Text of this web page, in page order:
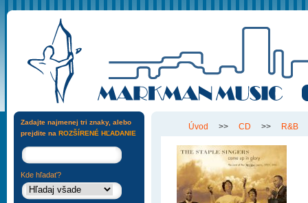
Úvod >> CD >> R&B
Zadajte najmenej tri znaky, alebo
prejdite na ROZŠÍRENÉ HĽADANIE
Kde hľadať?